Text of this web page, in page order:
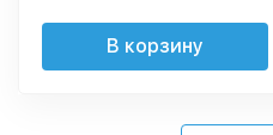
В корзину